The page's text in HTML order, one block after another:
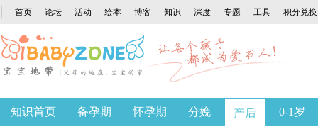
首页 论坛 活动 绘本 博客 知识 深度 专题 工具 积分兑换
知识首页 备孕期 怀孕期 分娩 产后 0-1岁